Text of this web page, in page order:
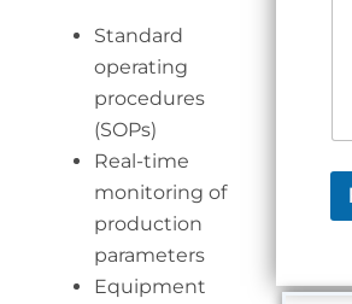
Standard
operating
procedures
(SOPs)
Real-time
monitoring of
production
parameters
Equipment